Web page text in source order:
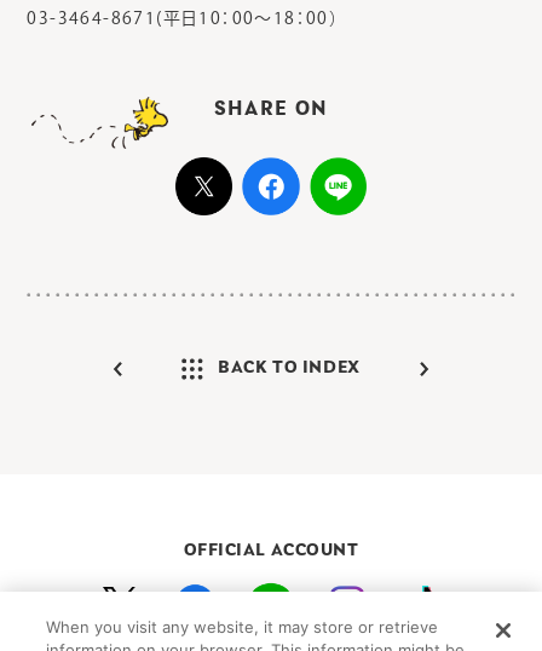
03-3464-8671(平日10：00～18：00）
SHARE ON
BACK TO INDEX
OFFICIAL ACCOUNT
初めての方向けガイド FAQ お問い合わせ
When you visit any website, it may store or retrieve